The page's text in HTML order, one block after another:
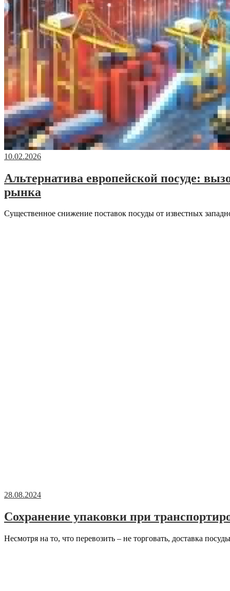
10.02.2026
Альтернатива европейской посуде:
рынка
Существенное снижение поставок посуды от известных
28.08.2024
Сохранение упаковки при
Несмотря на то, что перевозить – не торговать, доставка